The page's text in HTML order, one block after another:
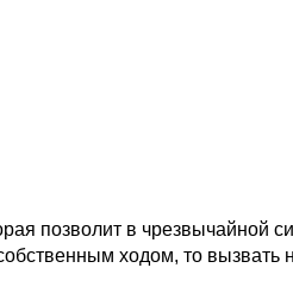
позволит в чрезвычайной
ходом, то вызвать